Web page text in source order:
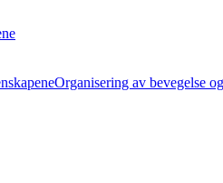
Organisering av bevegelse